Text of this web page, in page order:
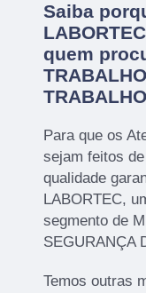
Saiba
quem
TRABALHO
Para que os
sejam feitos
qualidade
LABORTEC,
segmento de
SEGURANÇA
Temos outras